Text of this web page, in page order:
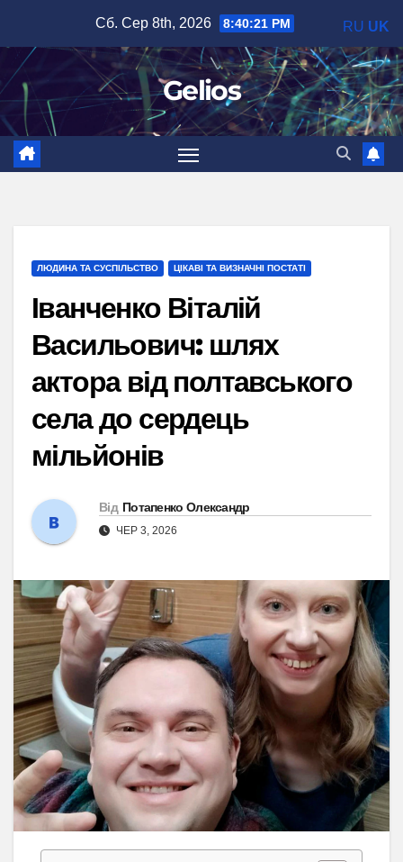
вмісту
Сб. Сер 8th, 2026 8:40:22 PM
Gelios
ЛЮДИНА ТА СУСПІЛЬСТВО ЦІКАВІ ТА ВИЗНАЧНІ ПОСТАТІ
Іванченко Віталій
Васильович: шлях
актора від полтавського
села до сердець
мільйонів
Від Потапенко Олександр
ЧЕР 3, 2026
RU UK